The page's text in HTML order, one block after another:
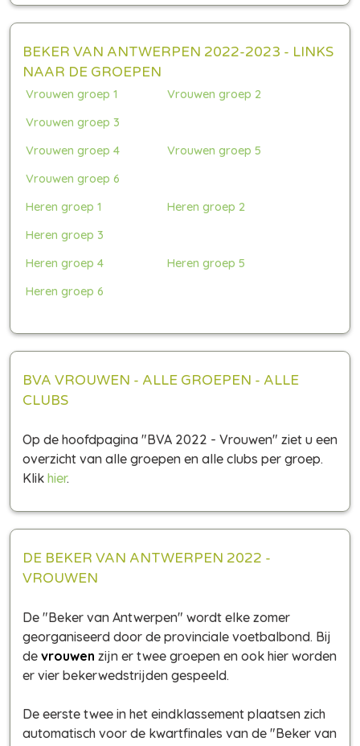
BEKER VAN ANTWERPEN 2022-2023 - LINKS
NAAR DE GROEPEN
Vrouwen groep 1
Vrouwen groep 2
Vrouwen groep 3
Vrouwen groep 4
Vrouwen groep 5
Vrouwen groep 6
Heren groep 1
Heren groep 2
Heren groep 3
Heren groep 4
Heren groep 5
Heren groep 6
BVA VROUWEN - ALLE GROEPEN - ALLE
CLUBS
Op de hoofdpagina "BVA 2022 - Vrouwen" ziet u een
overzicht van alle groepen en alle clubs per groep.
Klik hier.
DE BEKER VAN ANTWERPEN 2022 -
VROUWEN
De "Beker van Antwerpen" wordt elke zomer
georganiseerd door de provinciale voetbalbond. Bij
de vrouwen zijn er twee groepen en ook hier worden
er vier bekerwedstrijden gespeeld.
De eerste twee in het eindklassement plaatsen zich
automatisch voor de kwartfinales van de "Beker van